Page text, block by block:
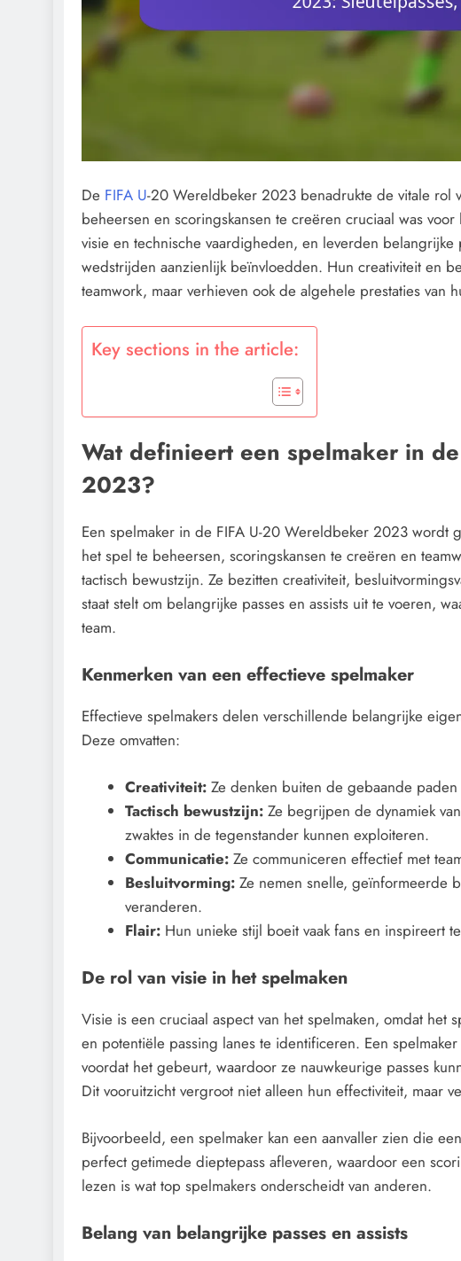
De FIFA U-20 Wereldbeker 2023 benadrukte de vitale rol
beheersen en scoringskansen te creëren cruciaal was
visie en technische vaardigheden, en leverden belangrijke
wedstrijden aanzienlijk beïnvloedden. Hun creativiteit en
teamwork, maar verhieven ook de algehele prestaties van
Key sections in the article:
Wat definieert een spelmaker in
2023?
Een spelmaker in de FIFA U-20 Wereldbeker 2023 wordt
het spel te beheersen, scoringskansen te creëren en
tactisch bewustzijn. Ze bezitten creativiteit,
staat stelt om belangrijke passes en assists uit te voeren,
team.
Kenmerken van een effectieve spelmaker
Effectieve spelmakers delen verschillende belangrijke
Deze omvatten:
Creativiteit:Ze denken buiten de gebaande
Tactisch bewustzijn:Ze begrijpen de dynamiek
zwaktes in de tegenstander kunnen exploiteren.
Communicatie:Ze communiceren effectief met
Besluitvorming:Ze nemen snelle, geïnformeerde
veranderen.
Flair:Hun unieke stijl boeit vaak fans en inspireert
De rol van visie in het spelmaken
Visie is een cruciaal aspect van het spelmaken, omdat het
en potentiële passing lanes te identificeren. Een
voordat het gebeurt, waardoor ze nauwkeurige passes
Dit vooruitzicht vergroot niet alleen hun effectiviteit, maar
Bijvoorbeeld, een spelmaker kan een aanvaller zien die
perfect getimede dieptepass afleveren, waardoor een
lezen is wat top spelmakers onderscheidt van anderen.
Belang van belangrijke passes en assists